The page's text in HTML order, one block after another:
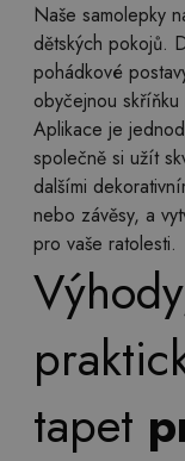
Naše samolepky
dětských pokojů.
pohádkové
obyčejnou
Aplikace je
společně si užít
dalšími
nebo závěsy, a
pro vaše ratolesti.
tapet